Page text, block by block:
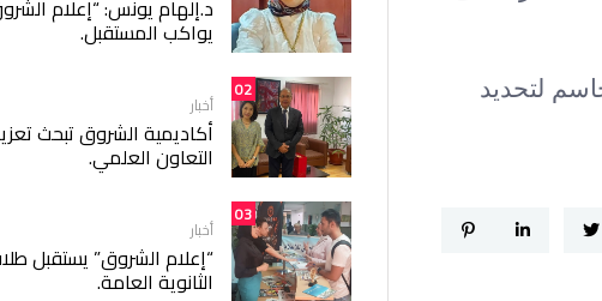
لتحديد
د.إلهام يونس: “إعلام
يواكب المستقبل.
02
أخبار
أكاديمية الشروق تبحث
التعاون العلمي.
03
أخبار
“إعلام الشروق” يستقبل
الثانوية العامة.